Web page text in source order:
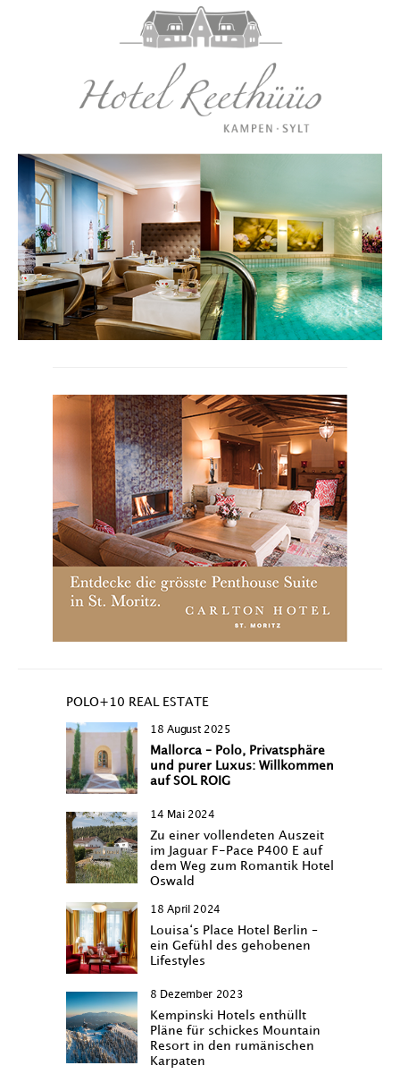
POLO+10 REAL ESTATE
18 August 2025
Mallorca – Polo, Privatsphäre
und purer Luxus: Willkommen
auf SOL ROIG
14 Mai 2024
Zu einer vollendeten Auszeit
im Jaguar F-Pace P400 E auf
dem Weg zum Romantik Hotel
Oswald
18 April 2024
Louisa‘s Place Hotel Berlin –
ein Gefühl des gehobenen
Lifestyles
8 Dezember 2023
Kempinski Hotels enthüllt
Pläne für schickes Mountain
Resort in den rumänischen
Karpaten